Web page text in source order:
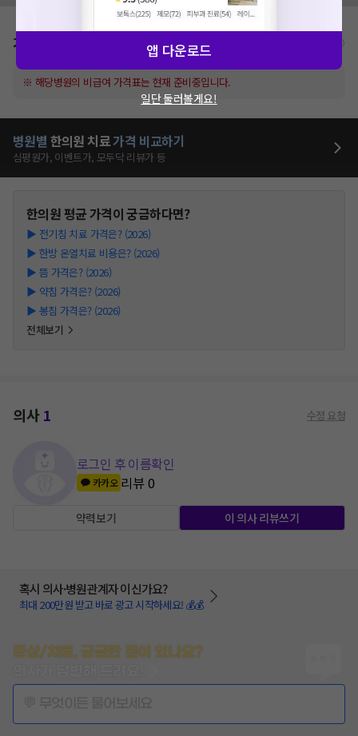
가격표
※ 해당병원의 비급여 가격표는 현재 준비중입니다.
병원별 한의원 치료가격 비교하기
심평원가, 이벤트가, 모두닥 리뷰가 등
한의원평균 가격이 궁금하다면?
▶ 전기침 치료 가격은? (2026)
▶ 한방 온열치료 비용은? (2026)
▶ 뜸 가격은? (2026)
▶ 약침 가격은? (2026)
▶ 봉침 가격은? (2026)
전체보기
의사1 수정 요청
로그인 후 이름확인
카카오 리뷰0
약력보기 이 의사 리뷰쓰기
혹시 의사·병원관계자 이신가요?
최대 200만원 받고 바로 광고 시작하세요! 💰💰
증상/치료, 궁금한 점이 있나요?
앱 다운로드
일단 둘러볼게요!